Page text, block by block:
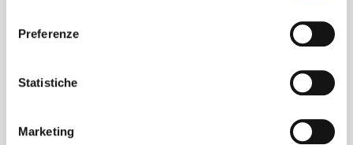
Preferenze
Statistiche
Marketing